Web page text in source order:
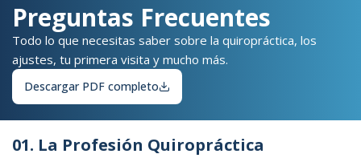
Preguntas Frecuentes
Todo lo que necesitas saber sobre la quiropráctica, los
ajustes, tu primera visita y mucho más.
Descargar PDF completo
01. La Profesión Quiropráctica